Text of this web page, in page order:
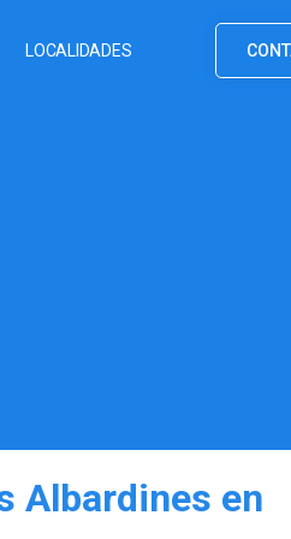
LOCALIDADES
Albardines en